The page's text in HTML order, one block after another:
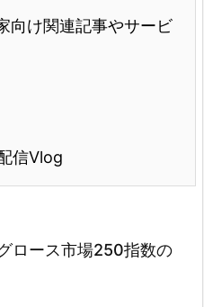
向け関連記事やサービ
信Vlog
ロース市場250指数の